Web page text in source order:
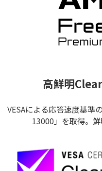
高鮮明
VESAによる応答速度基準
13000」を取得。鮮